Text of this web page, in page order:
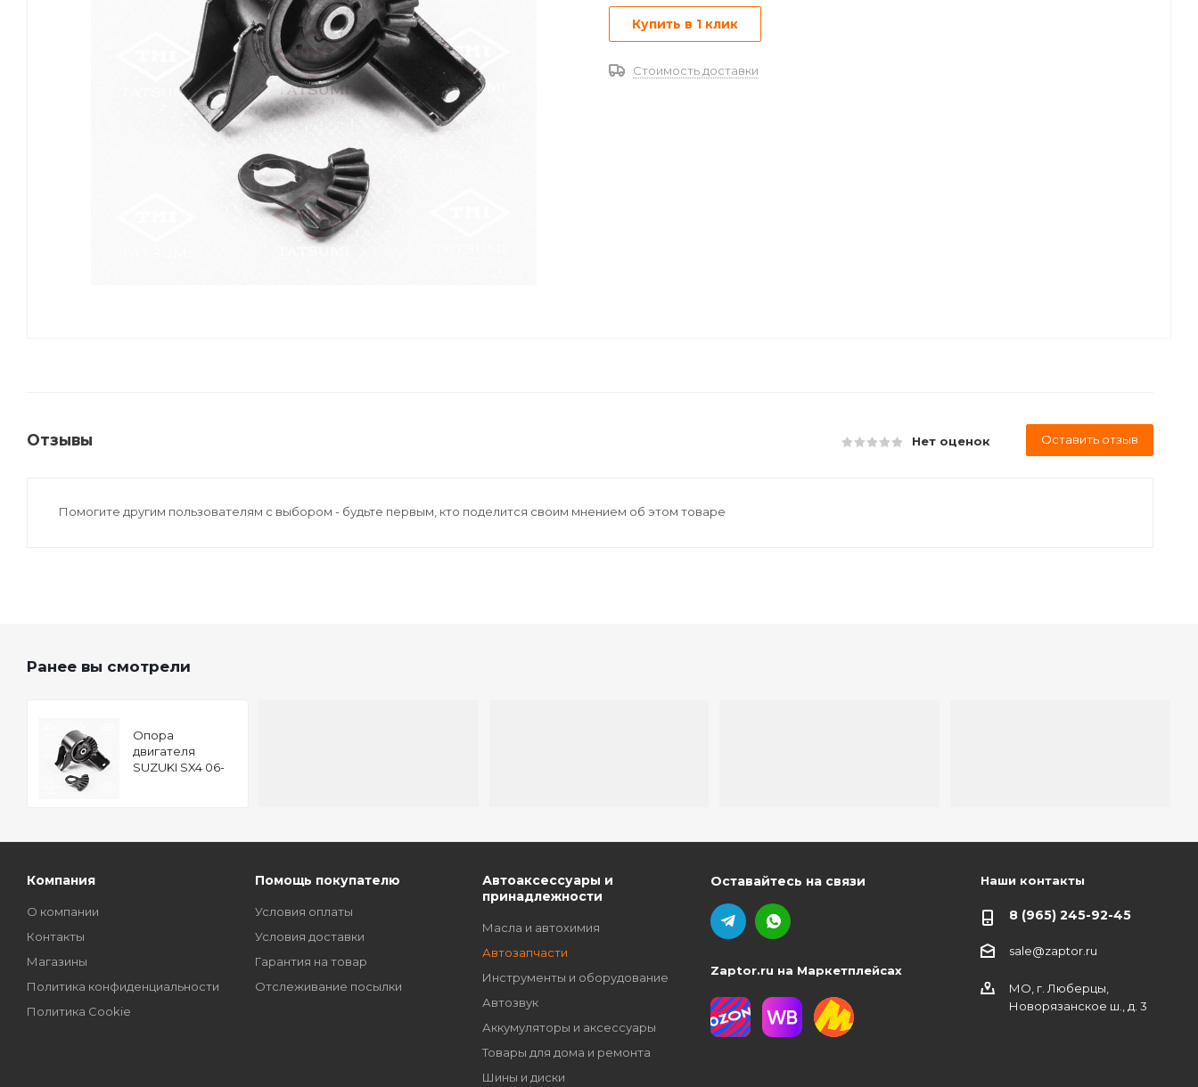
Купить в 1 клик
Стоимость доставки
Отзывы Нет оценок Оставить отзыв
Помогите другим пользователям с выбором - будьте первым, кто поделится своим мнением об этом товаре
Ранее вы смотрели
Опора
двигателя
SUZUKI SX4 06-
Компания
О компании
Контакты
Магазины
Политика конфиденциальности
Политика Cookie
Помощь покупателю
Условия оплаты
Условия доставки
Гарантия на товар
Отслеживание посылки
Автоаксессуары и
принадлежности
Масла и автохимия
Автозапчасти
Инструменты и оборудование
Автозвук
Аккумуляторы и аксессуары
Товары для дома и ремонта
Шины и диски
Оставайтесь на связи
Zaptor.ru на Маркетплейсах
Наши контакты
8 (965) 245-92-45
sale@zaptor.ru
МО, г. Люберцы,
Новорязанское ш., д. 3